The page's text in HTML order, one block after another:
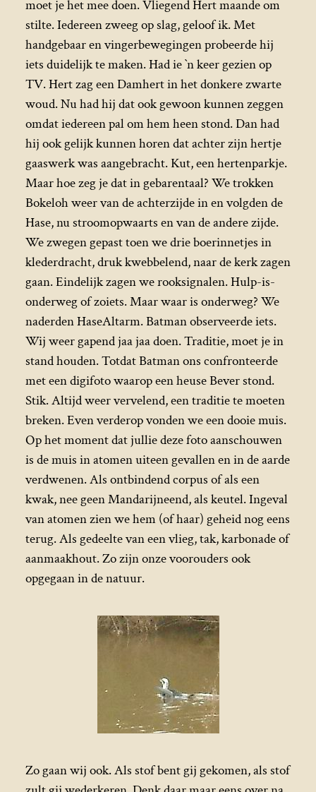
moet je het mee doen. Vliegend Hert maande om
stilte. Iedereen zweeg op slag, geloof ik. Met
handgebaar en vingerbewegingen probeerde hij
iets duidelijk te maken. Had ie `n keer gezien op
TV. Hert zag een Damhert in het donkere zwarte
woud. Nu had hij dat ook gewoon kunnen zeggen
omdat iedereen pal om hem heen stond. Dan had
hij ook gelijk kunnen horen dat achter zijn hertje
gaaswerk was aangebracht. Kut, een hertenparkje.
Maar hoe zeg je dat in gebarentaal? We trokken
Bokeloh weer van de achterzijde in en volgden de
Hase, nu stroomopwaarts en van de andere zijde.
We zwegen gepast toen we drie boerinnetjes in
klederdracht, druk kwebbelend, naar de kerk zagen
gaan. Eindelijk zagen we rooksignalen. Hulp-is-
onderweg of zoiets. Maar waar is onderweg? We
naderden HaseAltarm. Batman observeerde iets.
Wij weer gapend jaa jaa doen. Traditie, moet je in
stand houden. Totdat Batman ons confronteerde
met een digifoto waarop een heuse Bever stond.
Stik. Altijd weer vervelend, een traditie te moeten
breken. Even verderop vonden we een dooie muis.
Op het moment dat jullie deze foto aanschouwen
is de muis in atomen uiteen gevallen en in de aarde
verdwenen. Als ontbindend corpus of als een
kwak, nee geen Mandarijneend, als keutel. Ingeval
van atomen zien we hem (of haar) geheid nog eens
terug. Als gedeelte van een vlieg, tak, karbonade of
aanmaakhout. Zo zijn onze voorouders ook
opgegaan in de natuur.
Zo gaan wij ook. Als stof bent gij gekomen, als stof